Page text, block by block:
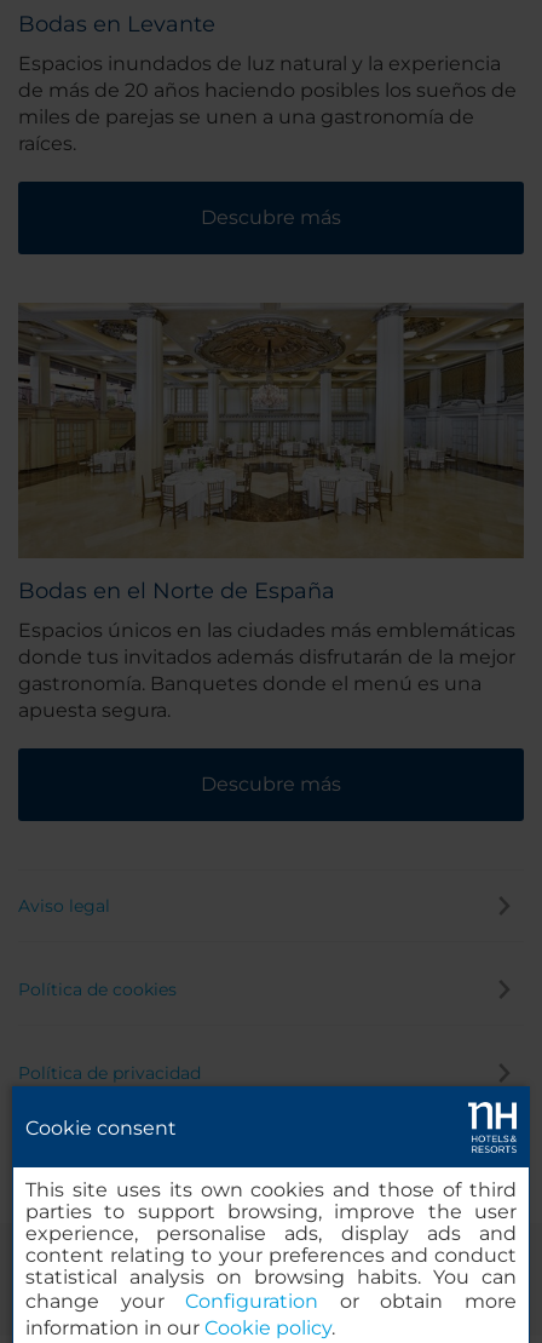
Bodas en Levante
Espacios inundados de luz natural y la experiencia
de más de 20 años haciendo posibles los sueños de
miles de parejas se unen a una gastronomía de
raíces.
Descubre más
Bodas en el Norte de España
Espacios únicos en las ciudades más emblemáticas
donde tus invitados además disfrutarán de la mejor
gastronomía. Banquetes donde el menú es una
apuesta segura.
Descubre más
Aviso legal
Política de cookies
Política de privacidad
Cookie consent
This site uses its own cookies and those of third
parties to support browsing, improve the user
experience, personalise ads, display ads and
content relating to your preferences and conduct
statistical analysis on browsing habits. You can
change yourConfiguration or obtain more
information in our Cookie policy.